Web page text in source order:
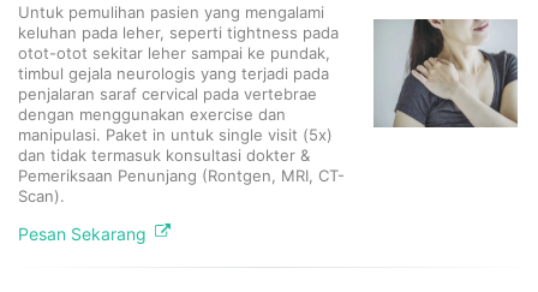
Untuk pemulihan pasien yang mengalami
keluhan pada leher, seperti tightness pada
otot-otot sekitar leher sampai ke pundak,
timbul gejala neurologis yang terjadi pada
penjalaran saraf cervical pada vertebrae
dengan menggunakan exercise dan
manipulasi. Paket in untuk single visit (5x)
dan tidak termasuk konsultasi dokter &
Pemeriksaan Penunjang (Rontgen, MRI, CT-
Scan).
Pesan Sekarang